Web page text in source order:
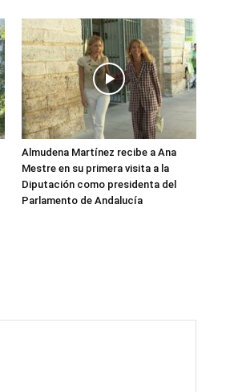
Almudena Martínez recibe a Ana
Mestre en su primera visita a la
Diputación como presidenta del
Parlamento de Andalucía